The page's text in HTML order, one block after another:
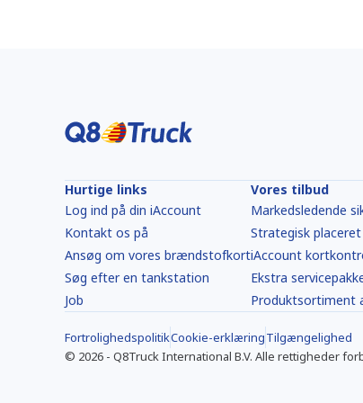
Hurtige links
Log ind på din iAccount
Kontakt os på
Ansøg om vores brændstofkort
Søg efter en tankstation
Job
Vores tilbud
Markedsledende
Strategisk
iAccount
Ekstra
Produktsortiment
FortrolighedspolitikCookie-erklæringTilgængelighed
© 2026 - Q8Truck International B.V. Alle rettigheder